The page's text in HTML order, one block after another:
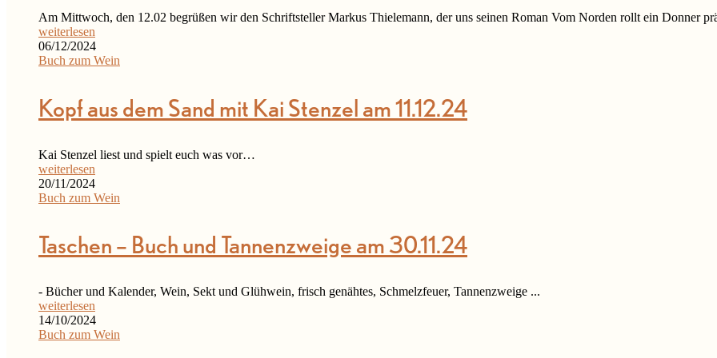
Am Mittwoch, den 12.02 begrüßen wir den Schriftsteller Markus Thielemann, der uns seinen Roman Vom Norden rollt ein Donner
weiterlesen
06/12/2024
Buch zum Wein
Kopf aus dem Sand mit Kai Stenzel am 11.12.24
Kai Stenzel liest und spielt euch was vor…
weiterlesen
20/11/2024
Buch zum Wein
Taschen – Buch und Tannenzweige am 30.11.24
- Bücher und Kalender, Wein, Sekt und Glühwein, frisch genähtes, Schmelzfeuer, Tannenzweige ...
weiterlesen
14/10/2024
Buch zum Wein